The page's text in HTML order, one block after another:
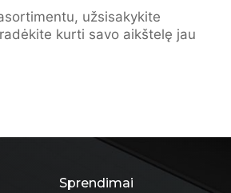
užsisakykite
kurti savo aikštelę jau
Sprendimai